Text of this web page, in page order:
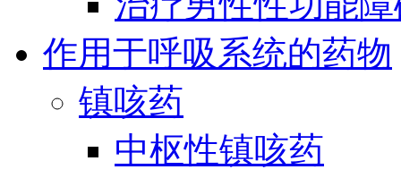
作用于呼吸系统的药物
镇咳药
中枢性镇咳药